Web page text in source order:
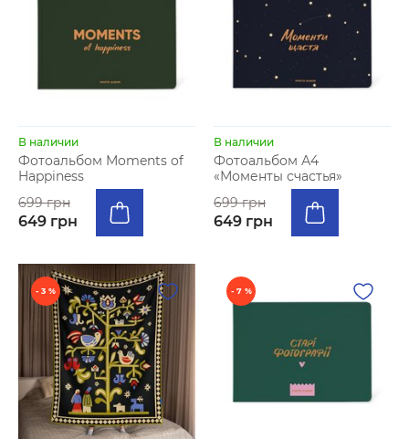
В наличии
Фотоальбом Moments of
Happiness
699 грн
649 грн
В наличии
Фотоальбом А4
«Моменты счастья»
699 грн
649 грн
- 3 % - 7 %